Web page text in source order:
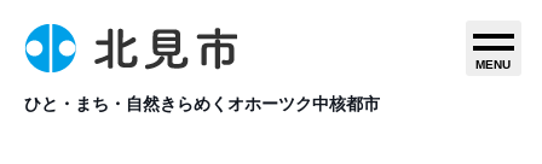
ひと・まち・自然きらめくオホーツク中核都市
MENU